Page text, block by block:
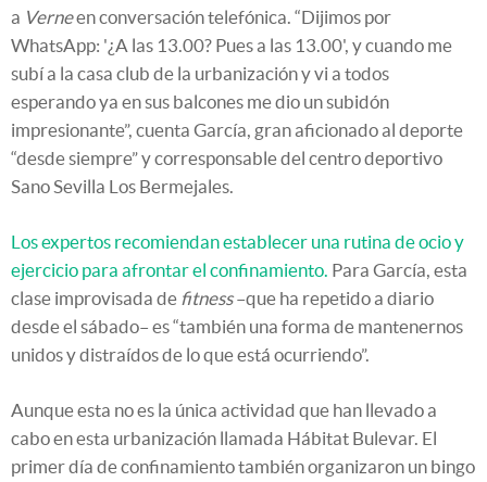
a Verneen conversación telefónica. “Dijimos por
WhatsApp: '¿A las 13.00? Pues a las 13.00', y cuando me
subí a la casa club de la urbanización y vi a todos
esperando ya en sus balcones me dio un subidón
impresionante”, cuenta García, gran aficionado al deporte
“desde siempre” y corresponsable del centro deportivo
Sano Sevilla Los Bermejales.
Los expertos recomiendan establecer una rutina de ocio y
ejercicio para afrontar el confinamiento. Para García, esta
clase improvisada de fitness–que ha repetido a diario
desde el sábado– es “también una forma de mantenernos
unidos y distraídos de lo que está ocurriendo”.
Aunque esta no es la única actividad que han llevado a
cabo en esta urbanización llamada Hábitat Bulevar. El
primer día de confinamiento también organizaron un bingo